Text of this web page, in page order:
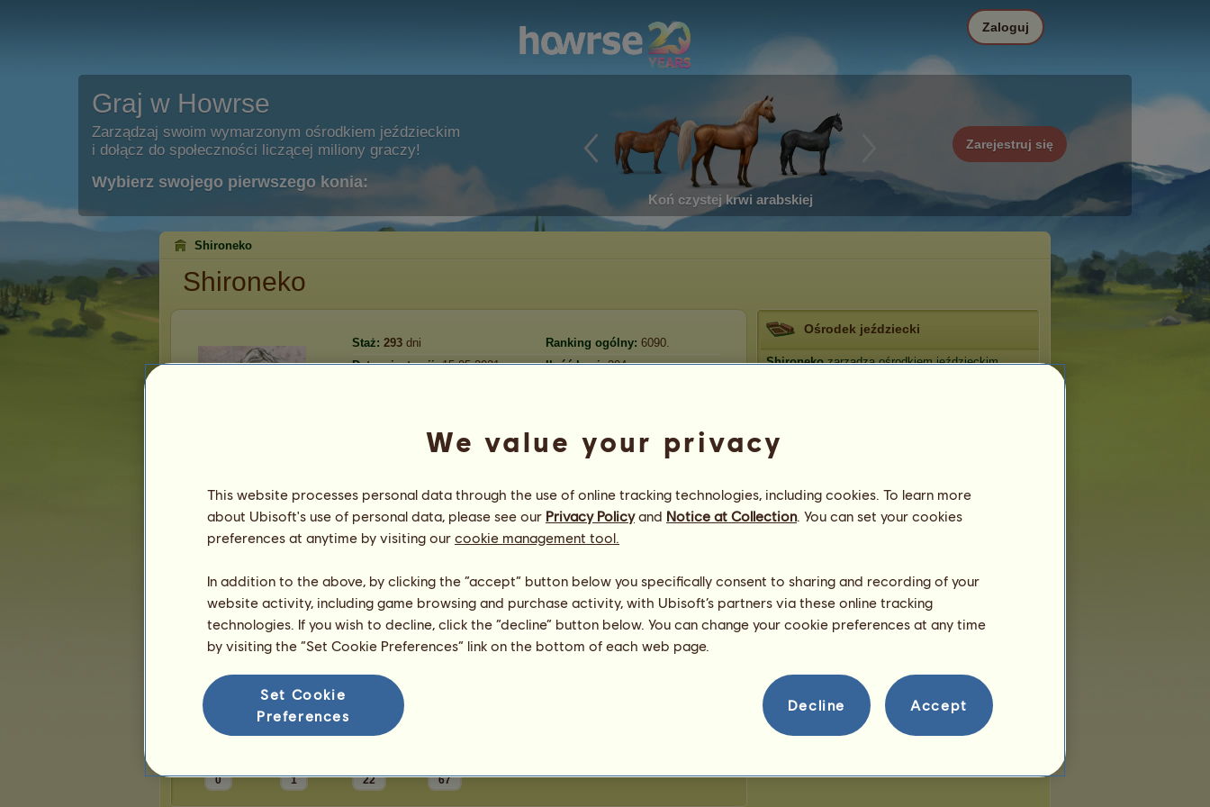
Graj w Howrse
Zarządzaj swoim wymarzonym ośrodkiem jeździeckim
i dołącz do społeczności liczącej miliony graczy!
Wybierz swojego pierwszego konia:
Koń czystej krwi arabskiej
Zarejestruj się
Zaloguj
Shironeko
Shironeko
Staż: 293 dni Ranking ogólny: 6090.
Data rejestracji: 15.05.2021 Ilość koni: 204
Shironekoma 3przyjaciół
$Hesta$
amewik43
Shironekootrzymał gratulacje 63razy, włączając
w to ostatnio:
Pauliss
498 dni temu
Goorska
661 dni temu
editto
773 dni temu
Monia56
774 dni temu
0 1 22 67
Ośrodek jeździecki
Shironekozarządza ośrodkiem jeździeckim
We value your privacy
This website processes personal data through the use of online tracking technologies, including cookies. To learn more
about Ubisoft's use of personal data, please see our Privacy Policyand Notice at Collection. You can set your cookies
preferences at anytime by visiting our cookie management tool.
In addition to the above, by clicking the “accept” button below you specifically consent to sharing and recording of your
website activity, including game browsing and purchase activity, with Ubisoft’s partners via these online tracking
technologies. If you wish to decline, click the “decline” button below. You can change your cookie preferences at any time
by visiting the “Set Cookie Preferences” link on the bottom of each web page.
Set Cookie
Preferences
Decline Accept